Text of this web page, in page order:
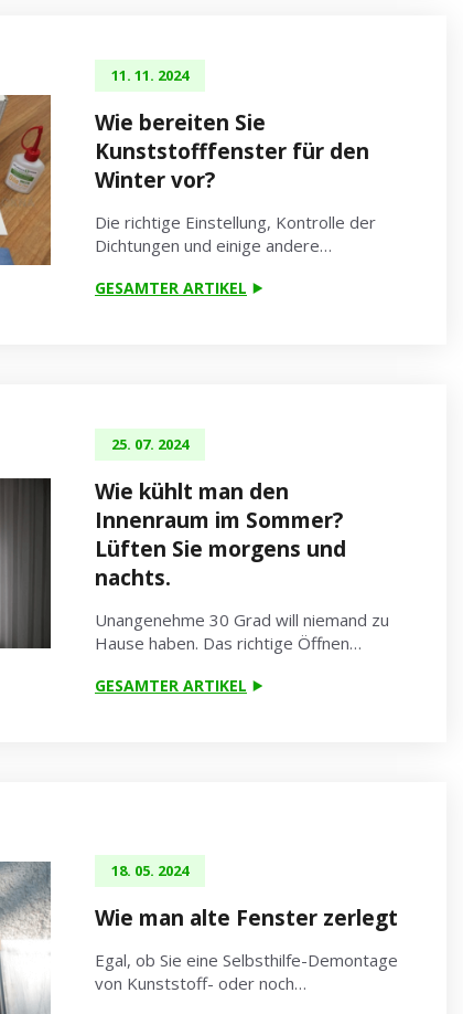
11. 11. 2024
Wie bereiten Sie
Kunststofffenster für den
Winter vor?
Die richtige Einstellung, Kontrolle der
Dichtungen und einige andere…
GESAMTER ARTIKEL
25. 07. 2024
Wie kühlt man den
Innenraum im Sommer?
Lüften Sie morgens und
nachts.
Unangenehme 30 Grad will niemand zu
Hause haben. Das richtige Öffnen…
GESAMTER ARTIKEL
18. 05. 2024
Wie man alte Fenster zerlegt
Egal, ob Sie eine Selbsthilfe-Demontage
von Kunststoff- oder noch…